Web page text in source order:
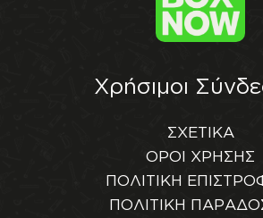
Χρήσιμοι
ΣΧΕΤΙΚΑ
ΟΡΟΙ ΧΡΗΣΗΣ
ΠΟΛΙΤΙΚΗ
ΠΟΛΙΤΙΚΗ